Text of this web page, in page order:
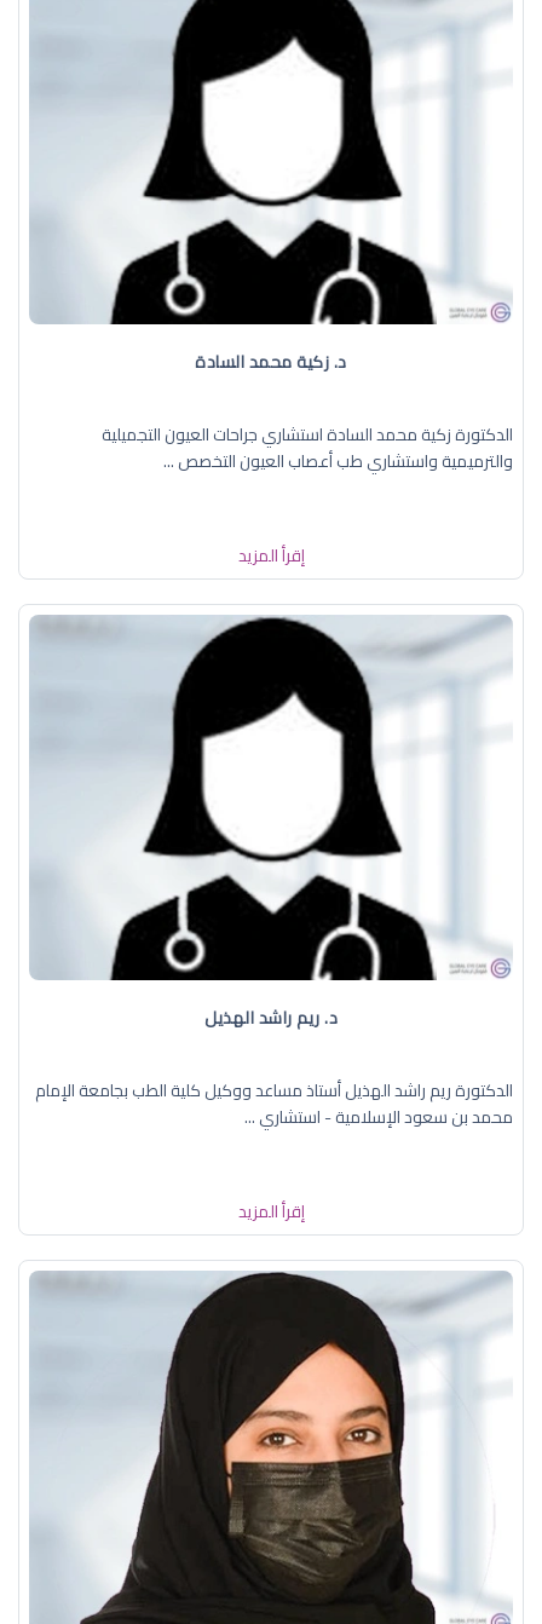
د. زكية محمد السادة
الدكتورة زكية محمد السادة استشاري جراحات العيون التجميلية
والترميمية واستشاري طب أعصاب العيون التخصص ...
إقرأ المزيد
د. ريم راشد الهذيل
الدكتورة ريم راشد الهذيل أستاذ مساعد ووكيل كلية الطب بجامعة الإمام
محمد بن سعود الإسلامية - استشاري ...
إقرأ المزيد